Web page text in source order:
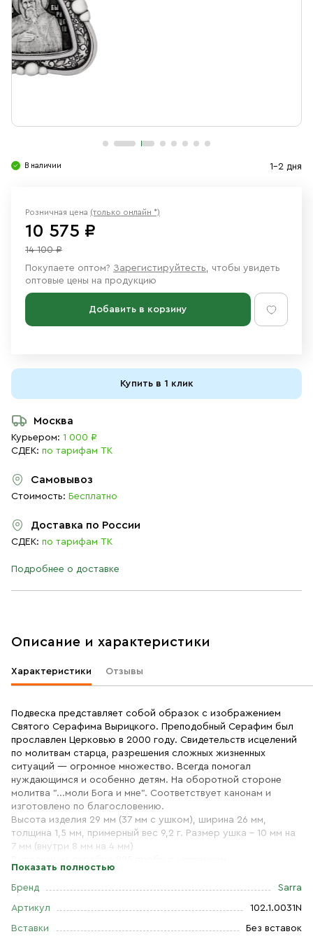
Свечи
Ювелирные изделия
В наличии 1-2 дня
Розничная цена (только онлайн *)
10 575 ₽
14 100 ₽
Покупаете оптом? Зарегистируйтесть, чтобы увидеть
оптовые цены на продукцию
Добавить в корзину
Купить в 1 клик
Москва
Курьером: 1 000 ₽
СДЕК: по тарифам ТК
Самовывоз
Стоимость: Бесплатно
Доставка по России
СДЕК: по тарифам ТК
Подробнее о доставке
Описание и характеристики
Характеристики Отзывы
Подвеска представляет собой образок с изображением
Святого Серафима Вырицкого. Преподобный Серафим был
прославлен Церковью в 2000 году. Свидетельств исцелений
по молитвам старца, разрешения сложных жизненных
ситуаций — огромное множество. Всегда помогал
нуждающимся и особенно детям. На оборотной стороне
молитва "...моли Бога и мне". Соответствует канонам и
изготовлено по благословению.
Высота изделия 29 мм (37 мм с ушком), ширина 26 мм,
толщина 1,5 мм, примерный вес 9,2 г. Размер ушка - 10 мм на
7 мм (внутри 8 мм на 4 мм)
Показать полностью
Бренд Sarra
Артикул 102.1.0031N
Вставки Без вставок